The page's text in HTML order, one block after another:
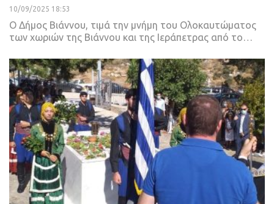
10/09/2025 18:53
Ο Δήμος Βιάννου, τιμά την μνήμη του Ολοκαυτώματος
των χωριών της Βιάννου και της Ιεράπετρας από το…